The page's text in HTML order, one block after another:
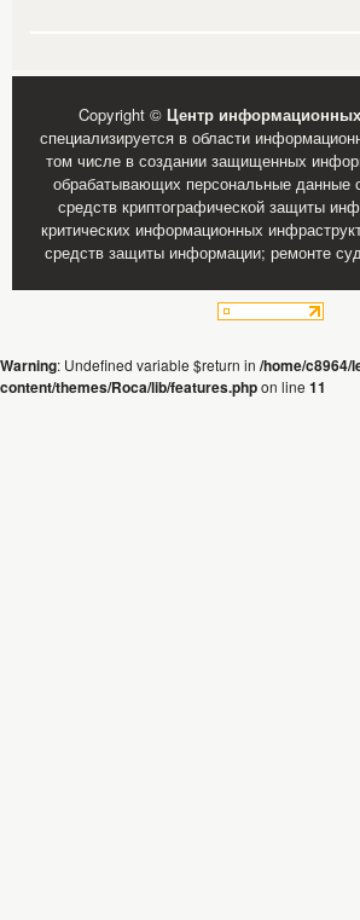
Copyright © Центр информационных
специализируется в области
том числе в создании защищенных
обрабатывающих персональные данные
средств криптографической защиты
критических информационных
средств защиты информации; ремонте
Warning: Undefined variable $return in /home/c8964/
content/themes/Roca/lib/features.phpon line 11